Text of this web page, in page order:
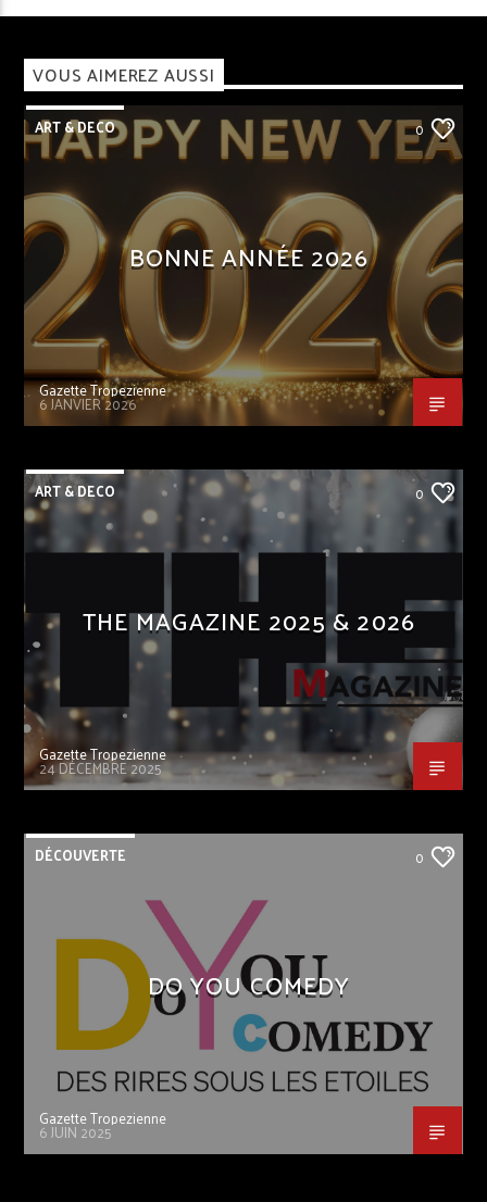
VOUS AIMEREZ AUSSI
ART & DECO 0
BONNE ANNÉE 2026
Gazette Tropezienne
6 JANVIER 2026
ART & DECO 0
THE MAGAZINE 2025 & 2026
Gazette Tropezienne
24 DÉCEMBRE 2025
DÉCOUVERTE 0
DO YOU COMEDY
Gazette Tropezienne
6 JUIN 2025